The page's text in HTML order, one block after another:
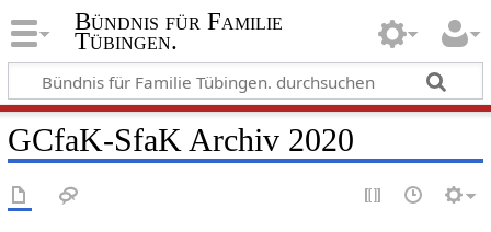
Bündnis für Familie
Tübingen.
GCfaK-SfaK Archiv 2020